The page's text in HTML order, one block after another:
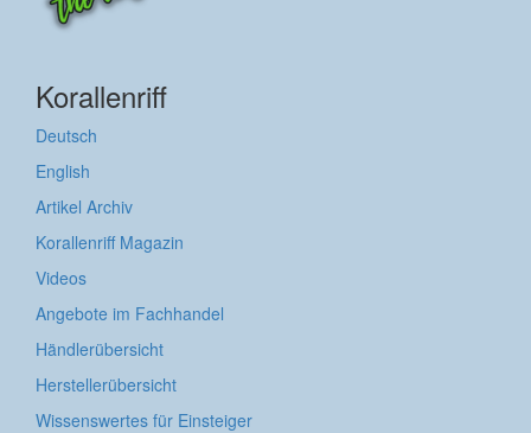
Korallenriff
Deutsch
English
Artikel Archiv
Korallenriff Magazin
Videos
Angebote im Fachhandel
Händlerübersicht
Herstellerübersicht
Wissenswertes für Einsteiger